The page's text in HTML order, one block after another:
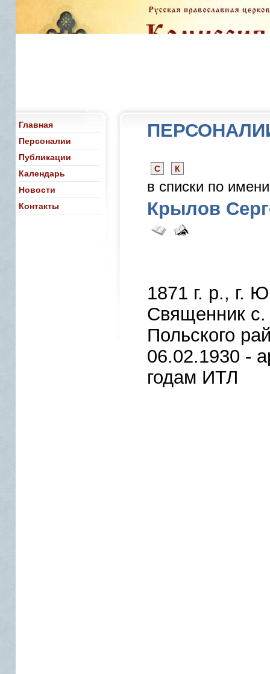
Главная
Персоналии
Публикации
Календарь
Новости
Контакты
С К
в списки по
Крылов
1871 г. р., г.
Священник
Польского
06.02.1930 -
годам ИТЛ